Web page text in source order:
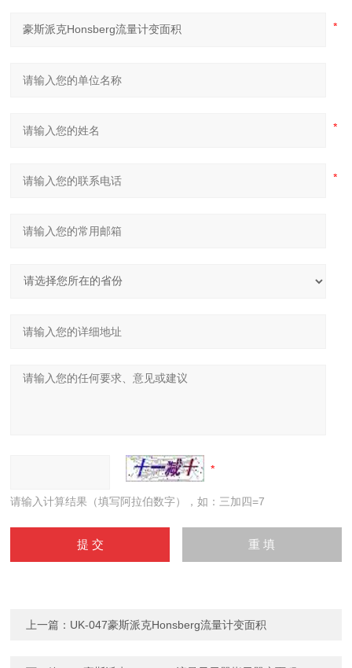
请输入计算结果（填写阿拉伯数字），如：三加四=7
上一篇： UK-047豪斯派克Honsberg流量计变面积